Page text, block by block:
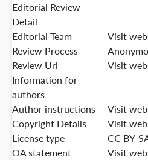
Editorial Review
Detail
Editorial Team
Visit
Review Process
Review Url
Visit
Information for
authors
Author instructions
Visit
Copyright Details
Visit
License type
CC BY-
OA statement
Visit